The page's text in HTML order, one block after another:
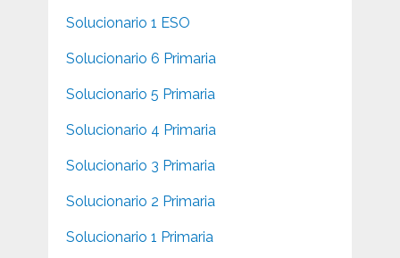
Solucionario 1 ESO
Solucionario 6 Primaria
Solucionario 5 Primaria
Solucionario 4 Primaria
Solucionario 3 Primaria
Solucionario 2 Primaria
Solucionario 1 Primaria